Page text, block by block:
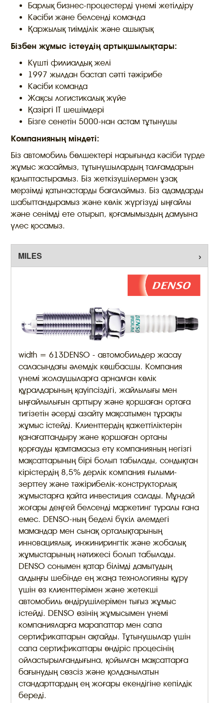
Барлық бизнес-процестерді үнемі жетілдіру
Кәсіби және белсенді команда
Қаржылық тиімділік және ашықтық
Бізбен жұмыс істеудің артықшылықтары:
Күшті филиалдық желі
1997 жылдан бастап сәтті тәжірибе
Кәсіби команда
Жақсы логистикалық жүйе
Қазіргі IT шешімдері
Бізге сенетін 5000-нан астам тұтынушы
Компанияның міндеті:
Біз автомобиль бөлшектері нарығында кәсіби түрде
жұмыс жасаймыз, тұтынушылардың талғамдарын
қалыптастырамыз. Біз жеткізушілермен ұзақ
мерзімді қатынастарды бағалаймыз. Біз адамдарды
шабыттандырамыз және көлік жүргізуді ыңғайлы
және сенімді ете отырып, қоғамымыздың дамуына
үлес қосамыз.
width = 613DENSO - автомобильдер жасау
саласындағы әлемдік көшбасшы. Компания
үнемі жолаушыларға арналған көлік
құралдарының қауіпсіздігі, жайлылығы мен
ыңғайлылығын арттыру және қоршаған ортаға
тигізетін әсерді азайту мақсатымен тұрақты
жұмыс істейді. Клиенттердің қажеттіліктерін
қанағаттандыру және қоршаған ортаны
қорғауды қамтамасыз ету компанияның негізгі
мақсаттарының бірі болып табылады, сондықтан
кірістердің 8,5% дерлік компания ғылыми-
зерттеу және тәжірибелік-конструкторлық
жұмыстарға қайта инвестиция салады. Мұндай
жоғары деңгей белсенді маркетинг туралы ғана
емес. DENSO-ның беделі бүкіл әлемдегі
мамандар мен сынақ орталықтарының
инновациялық, инжинирингтік және жобалық
жұмыстарының нәтижесі болып табылады.
DENSO сонымен қатар білімді дамытудың
алдыңғы шебінде ең жаңа технологияны құру
үшін өз клиенттерімен және жетекші
автомобиль өндірушілерімен тығыз жұмыс
істейді. DENSO өзінің жұмысымен үнемі
компанияларға марапаттар мен сапа
сертификаттарын ақтайды. Тұтынушылар үшін
сапа сертификаттары өндіріс процесінің
ойластырылғандығына, қойылған мақсаттарға
бағынудың сөзсіз және қолданылатын
стандарттардың ең жоғары екендігіне кепілдік
береді.